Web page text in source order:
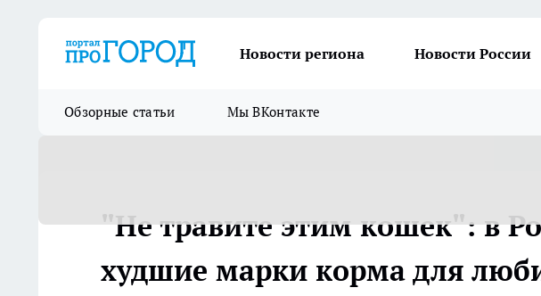
Новости региона Новости России
Обзорные статьи Мы ВКонтакте
"Не травите этим кошек": в
худшие марки корма для